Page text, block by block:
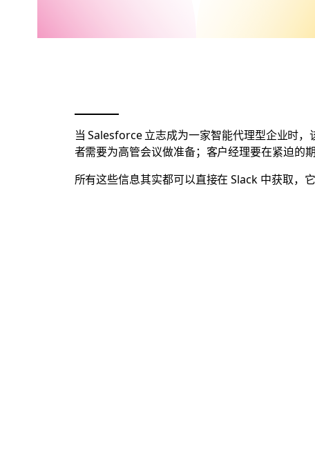
当 Salesforce 立志成为一家智能代理型企业时
者需要为高管会议做准备；客户经理要在紧迫的
所有这些信息其实都可以直接在 Slack 中获取，